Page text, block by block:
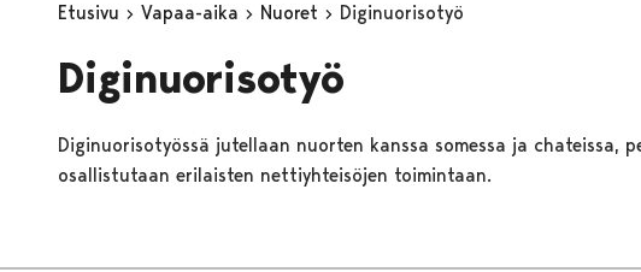
Etusivu Vapaa-aika Nuoret Diginuorisotyö
Diginuorisotyö
Diginuorisotyössä jutellaan nuorten kanssa somessa ja chateissa,
osallistutaan erilaisten nettiyhteisöjen toimintaan.